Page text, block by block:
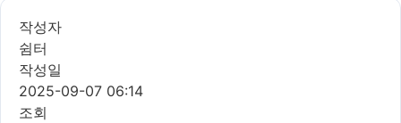
작성자
쉼터
작성일
2025-09-07 06:14
조회